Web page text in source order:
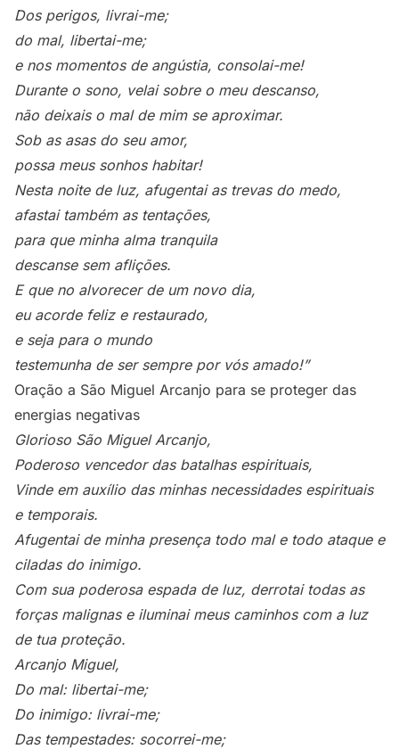
Dos perigos, livrai-me;
do mal, libertai-me;
e nos momentos de angústia, consolai-me!
Durante o sono, velai sobre o meu descanso,
não deixais o mal de mim se aproximar.
Sob as asas do seu amor,
possa meus sonhos habitar!
Nesta noite de luz, afugentai as trevas do medo,
afastai também as tentações,
para que minha alma tranquila
descanse sem aflições.
E que no alvorecer de um novo dia,
eu acorde feliz e restaurado,
e seja para o mundo
testemunha de ser sempre por vós amado!”
Oração a São Miguel Arcanjo para se proteger das
energias negativas
Glorioso São Miguel Arcanjo,
Poderoso vencedor das batalhas espirituais,
Vinde em auxílio das minhas necessidades espirituais
e temporais.
Afugentai de minha presença todo mal e todo ataque e
ciladas do inimigo.
Com sua poderosa espada de luz, derrotai todas as
forças malignas e iluminai meus caminhos com a luz
de tua proteção.
Arcanjo Miguel,
Do mal: libertai-me;
Do inimigo: livrai-me;
Das tempestades: socorrei-me;